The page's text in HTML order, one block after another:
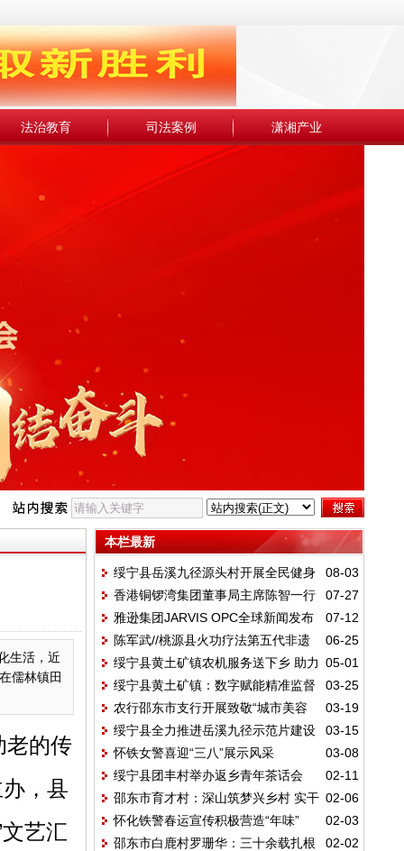
法治教育 司法案例 潇湘产业
生活，近
儒林镇田
老的传
，县
艺汇
本栏最新
08-03
绥宁县岳溪九径源头村开展全民健身
文体活动
07-27
香港铜锣湾集团董事局主席陈智一行
赴宁乡紫龙湾开展交流座谈
07-12
雅逊集团JARVIS OPC全球新闻发布
会在长沙举行
06-25
陈军武//桃源县火功疗法第五代非遗
传承人
05-01
绥宁县黄土矿镇农机服务送下乡 助力
乡村振兴示范片建设
03-25
绥宁县黄土矿镇：数字赋能精准监督
筑牢镇村纪律防线
03-19
农行邵东市支行开展致敬“城市美容
师”慰问活动
03-15
绥宁县全力推进岳溪九径示范片建设
探索多村协同振兴新路径
03-08
怀铁女警喜迎“三八”展示风采
02-11
绥宁县团丰村举办返乡青年茶话会
02-06
邵东市育才村：深山筑梦兴乡村 实干
笃行向富途
02-03
怀化铁警春运宣传积极营造“年味”
02-02
邵东市白鹿村罗珊华：三十余载扎根